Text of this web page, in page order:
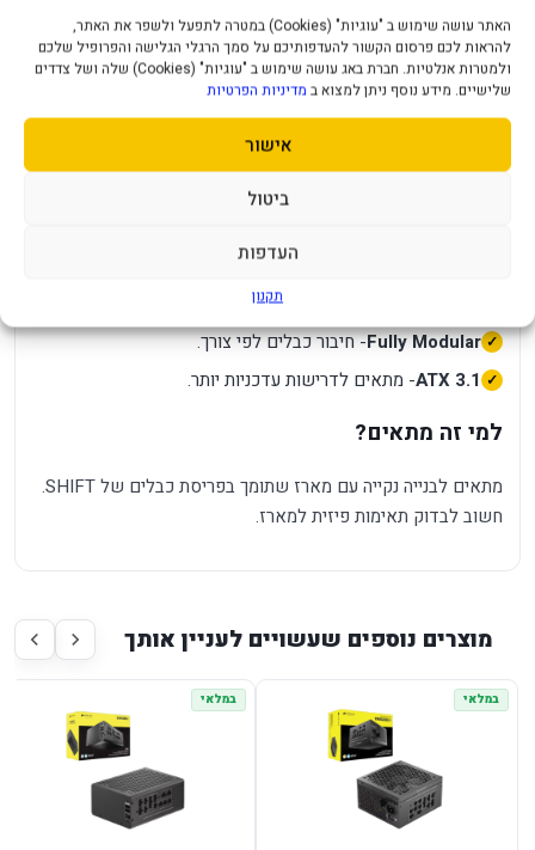
האתר עושה שימוש ב "עוגיות" (Cookies) במטרה לתפעל ולשפר את האתר,
להראות לכם פרסום הקשור להעדפותיכם על סמך הרגלי הגלישה והפרופיל שלכם
ולמטרות אנלטיות. חברת באג עושה שימוש ב "עוגיות" (Cookies) שלה ושל צדדים
שלישיים. מידע נוסף ניתן למצוא ב מדיניות הפרטיות
אישור
ביטול
העדפות
תקנון
ספק כוח Corsair RM850x SHIFT 80plus
Gold Fully Modular ATX ATX3.1
כבלים נוח יותר במארזים תואמים.
- מתאים לרוב מערכות הגיימינג החזקות.
- יעילות טובה.
Fully Modular- חיבור כבלים לפי צורך.
ATX 3.1- מתאים לדרישות עדכניות יותר.
למי זה מתאים?
מתאים לבנייה נקייה עם מארז שתומך בפריסת כבלים של SHIFT.
חשוב לבדוק תאימות פיזית למארז.
מוצרים נוספים שעשויים לעניין אותך
במלאי במלאי